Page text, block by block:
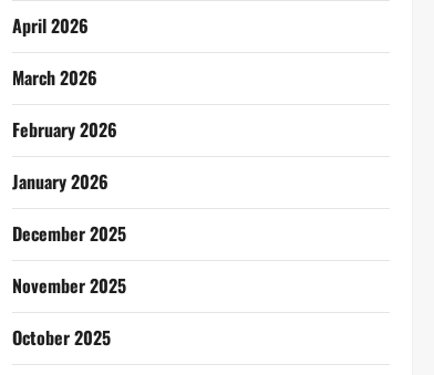
April 2026
March 2026
February 2026
January 2026
December 2025
November 2025
October 2025